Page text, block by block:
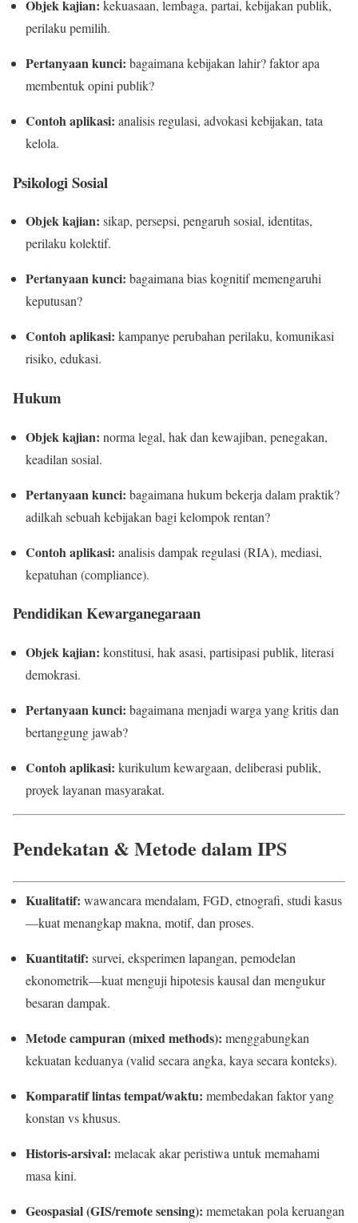
Objek kajian: kekuasaan, lembaga, partai, kebijakan publik,
perilaku pemilih.
Pertanyaan kunci: bagaimana kebijakan lahir? faktor apa
membentuk opini publik?
Contoh aplikasi: analisis regulasi, advokasi kebijakan, tata
kelola.
Psikologi Sosial
Objek kajian: sikap, persepsi, pengaruh sosial, identitas,
perilaku kolektif.
Pertanyaan kunci: bagaimana bias kognitif memengaruhi
keputusan?
Contoh aplikasi: kampanye perubahan perilaku, komunikasi
risiko, edukasi.
Hukum
Objek kajian: norma legal, hak dan kewajiban, penegakan,
keadilan sosial.
Pertanyaan kunci: bagaimana hukum bekerja dalam praktik?
adilkah sebuah kebijakan bagi kelompok rentan?
Contoh aplikasi: analisis dampak regulasi (RIA), mediasi,
kepatuhan (compliance).
Pendidikan Kewarganegaraan
Objek kajian: konstitusi, hak asasi, partisipasi publik, literasi
demokrasi.
Pertanyaan kunci: bagaimana menjadi warga yang kritis dan
bertanggung jawab?
Contoh aplikasi: kurikulum kewargaan, deliberasi publik,
proyek layanan masyarakat.
Pendekatan & Metode dalam IPS
Kualitatif: wawancara mendalam, FGD, etnografi, studi kasus
—kuat menangkap makna, motif, dan proses.
Kuantitatif: survei, eksperimen lapangan, pemodelan
ekonometrik—kuat menguji hipotesis kausal dan mengukur
besaran dampak.
Metode campuran (mixed methods): menggabungkan
kekuatan keduanya (valid secara angka, kaya secara konteks).
Komparatif lintas tempat/waktu: membedakan faktor yang
konstan vs khusus.
Historis-arsival: melacak akar peristiwa untuk memahami
masa kini.
Geospasial (GIS/remote sensing): memetakan pola keruangan